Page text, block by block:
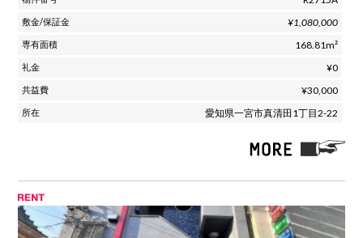
¥1,080,000
168.81m²
¥0
¥30,000
愛知県一宮市真清田1丁目2-22